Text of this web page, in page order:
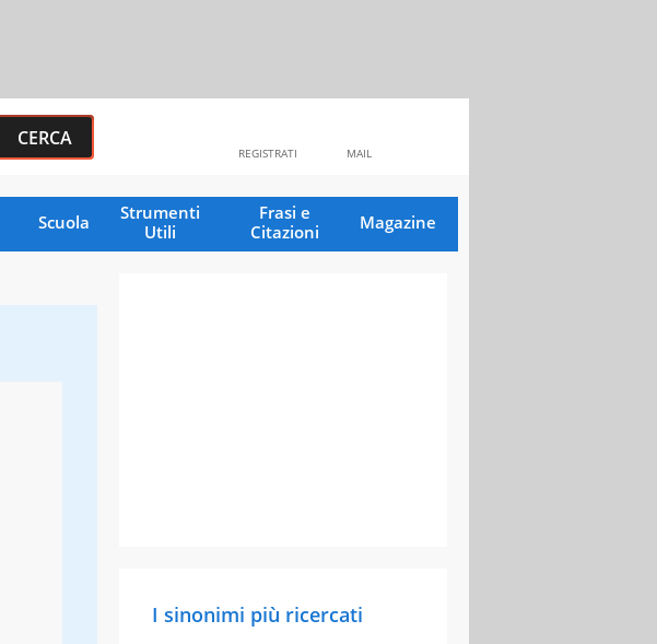
MAIL
REGISTRATI
Scuola
Strumenti
Utili
Frasi e
Citazioni
Magazine
I sinonimi più ricercati